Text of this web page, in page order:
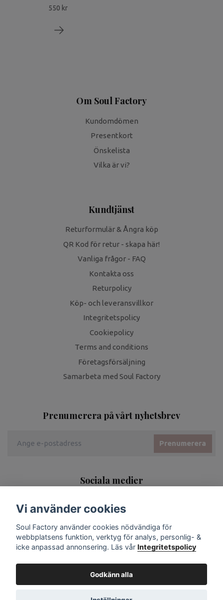
550 kr
Om Soul Factory
Kundomdömen
Presentkort
Önskelista
Vilka är vi?
Kundtjänst
Returformulär & Ångra köp
QR Kod för retur - skapa här!
Vanliga frågor - FAQ
Kontakta oss
Returpolicy
Köp- och leveransvillkor
Integritetspolicy
Cookiepolicy
Terms and conditions
Företagsförsäljning
Samarbeta med Soul Factory
Prenumerera på vårt nyhetsbrev
Prenumerera
Sociala medier
Vi använder cookies
Soul Factory använder cookies nödvändiga för
webbplatsens funktion, verktyg för analys, personlig- &
icke anpassad annonsering. Läs vår Integritetspolicy
Godkänn alla